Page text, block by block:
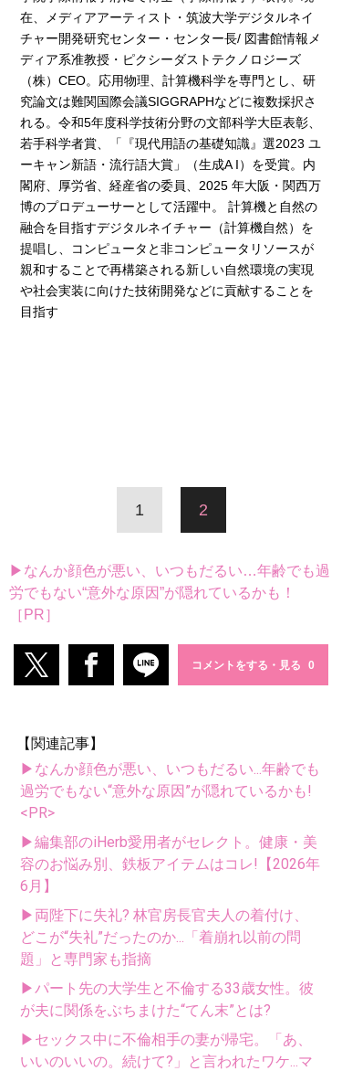
在、メディアアーティスト・筑波大学デジタルネイ
チャー開発研究センター・センター長/ 図書館情報メ
ディア系准教授・ピクシーダストテクノロジーズ
（株）CEO。応用物理、計算機科学を専門とし、研
究論文は難関国際会議SIGGRAPHなどに複数採択さ
れる。令和5年度科学技術分野の文部科学大臣表彰、
若手科学者賞、「『現代用語の基礎知識』選2023 ユ
ーキャン新語・流行語大賞」（生成A I）を受賞。内
閣府、厚労省、経産省の委員、2025 年大阪・関西万
博のプロデューサーとして活躍中。 計算機と自然の
融合を目指すデジタルネイチャー（計算機自然）を
提唱し、コンピュータと非コンピュータリソースが
親和することで再構築される新しい自然環境の実現
や社会実装に向けた技術開発などに貢献することを
目指す
1 2
▶なんか顔色が悪い、いつもだるい…年齢でも過
労でもない“意外な原因”が隠れているかも！
［PR］
コメントをする・見る
【関連記事】
▶なんか顔色が悪い、いつもだるい...年齢でも
過労でもない“意外な原因”が隠れているかも!
<PR>
▶編集部のiHerb愛用者がセレクト。健康・美
容のお悩み別、鉄板アイテムはコレ!【2026年
6月】
▶両陛下に失礼? 林官房長官夫人の着付け、
どこが“失礼”だったのか...「着崩れ以前の問
題」と専門家も指摘
▶パート先の大学生と不倫する33歳女性。彼
が夫に関係をぶちまけた“てん末”とは?
▶セックス中に不倫相手の妻が帰宅。「あ、
いいのいいの。続けて?」と言われたワケ...マ